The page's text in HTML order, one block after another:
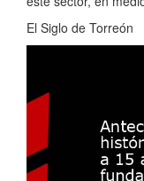
El Siglo de Torreón